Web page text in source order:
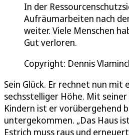
In der
Aufräumarbeiten nach
weiter. Viele Menschen
Gut verloren.
Copyright: Dennis
Sein Glück. Er rechnet nun mit
sechsstelliger Höhe. Mit
Kindern ist er vorübergehend
untergekommen. „Das Haus
Estrich muss raus und